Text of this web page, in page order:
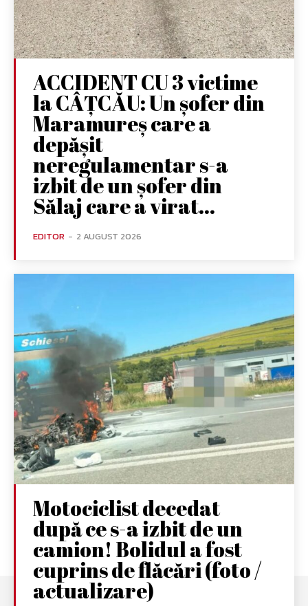
ACCIDENT CU 3 victime
la CÂȚCĂU: Un șofer din
Maramureș care a
depășit
neregulamentar s-a
izbit de un șofer din
Sălaj care a virat...
EDITOR - 2 AUGUST 2026
Motociclist decedat
după ce s-a izbit de un
camion! Bolidul a fost
cuprins de flăcări (foto /
actualizare)